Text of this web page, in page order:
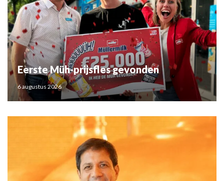
Eerste Müh-prijsfles gevonden
6 augustus 2026